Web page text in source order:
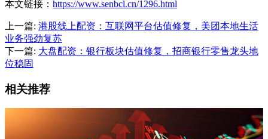
本文链接： https://www.senbcl.cn/1296.html
上一篇: 港股线上配资：互联网平台估值修复，美团本地生活
业务强劲复苏
下一篇: 大盘配资：银行板块估值修复，招商银行零售龙头地
位稳固
相关推荐